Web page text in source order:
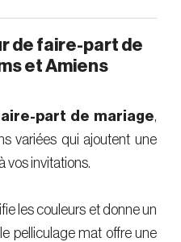
de faire-part de
et Amiens
part de mariage,
variées qui ajoutent une
vos invitations.
les couleurs et donne un
pelliculage mat offre une